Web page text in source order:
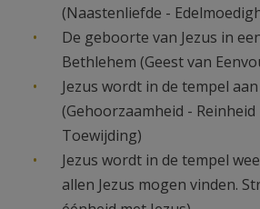
(Naastenliefde -
De geboorte van Jezus in
Bethlehem (Geest van
Jezus wordt in de tempel
(Gehoorzaamheid -
Toewijding)
Jezus wordt in de tempel
allen Jezus mogen vinden.